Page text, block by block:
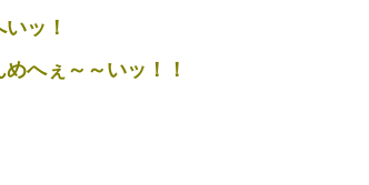
ッ！
へぇ～～いッ！！